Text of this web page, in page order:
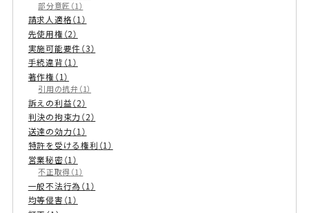
部分意匠 1
請求人適格 1
先使用権 2
実施可能要件 3
手続違背 1
著作権 1
引用の抗弁 1
訴えの利益 2
判決の拘束力 2
送達の効力 1
特許を受ける権利 1
営業秘密 1
不正取得 1
一般不法行為 1
均等侵害 1